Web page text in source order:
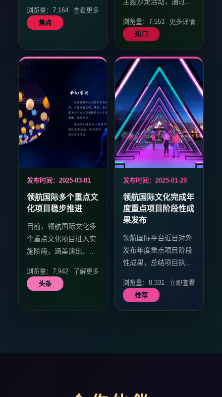
业者与青年创作者参
与。
浏览量：7,164
查看更多
焦点
进行业内交流与合作。
浏览量：7,553
更多详情
热门
发布时间：2025-03-01
领航国际多个重点文
化项目稳步推进
目前，领航国际文化多
个重点文化项目进入实
施阶段，涵盖演出、影
进展顺利，社会反响持
续释放。
浏览量：7,942
了解更多
头条
发布时间：2025-01-29
领航国际文化完成年
度重点项目阶段性成
果发布
领航国际平台近日对外
发布年度重点项目阶段
性成果，总结项目执行
进奠定基础。
浏览量：8,331
立即查看
推荐